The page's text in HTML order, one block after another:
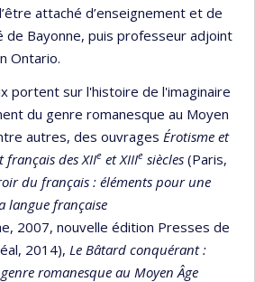
attaché d’enseignement et de
de Bayonne, puis professeur adjoint
Ontario.
portent sur l'histoire de l'imaginaire
du genre romanesque au Moyen
autres, des ouvrages Érotisme et
français des XIIe et XIIIe siècles (Paris,
du français : éléments pour une
langue française
2007, nouvelle édition Presses de
2014), Le Bâtard conquérant :
romanesque au Moyen Âge